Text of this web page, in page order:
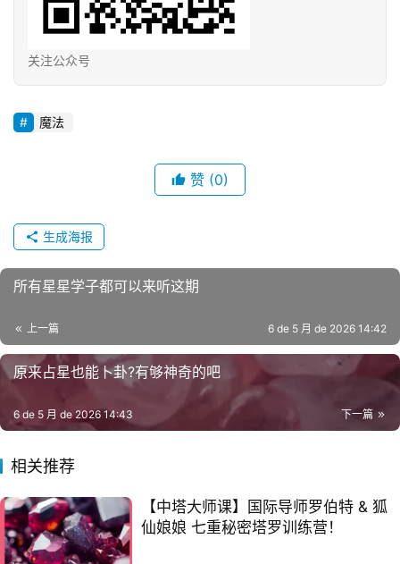
关注公众号
魔法
赞 (0)
生成海报
所有星星学子都可以来听这期
上一篇 6 de 5 月 de 2026 14:42
原来占星也能卜卦?有够神奇的吧
下一篇
6 de 5 月 de 2026 14:43
相关推荐
【中塔大师课】国际导师罗伯特 & 狐
仙娘娘 七重秘密塔罗训练营！